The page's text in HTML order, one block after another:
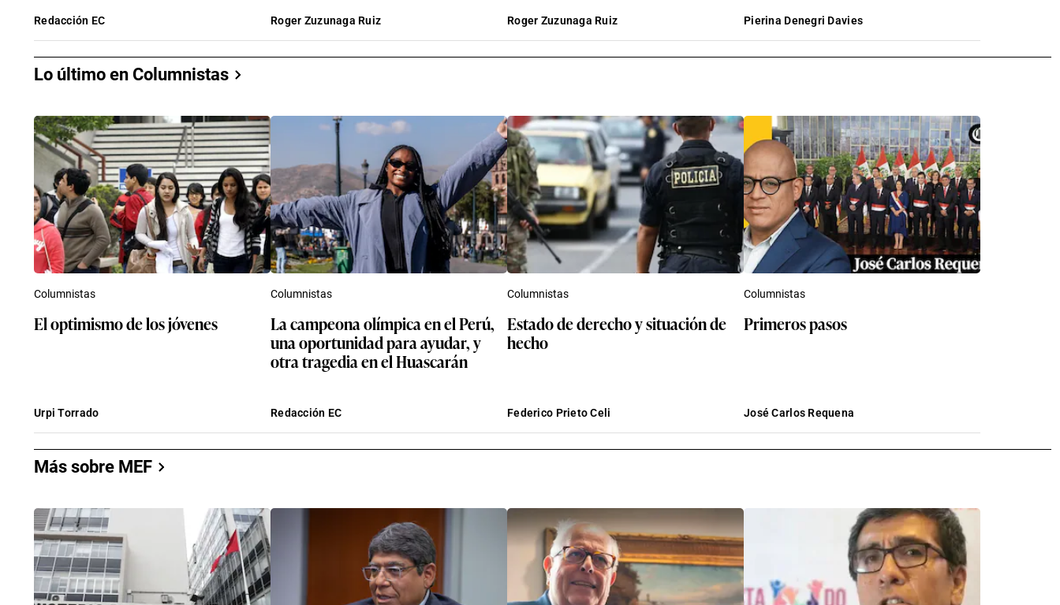
Redacción EC Roger Zuzunaga Ruiz Roger Zuzunaga Ruiz Pierina Denegri Davies
Lo último en Columnistas
Columnistas
El optimismo de los jóvenes
Urpi Torrado
Columnistas
La campeona olímpica en el Perú,
una oportunidad para ayudar, y
otra tragedia en el Huascarán
Redacción EC
Columnistas
Estado de derecho y situación de
hecho
Federico Prieto Celi
Columnistas
Primeros pasos
José Carlos Requena
Más sobre MEF